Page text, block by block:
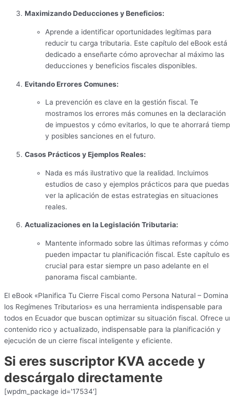
Maximizando Deducciones y Beneficios:
Aprende a identificar oportunidades legítimas para
reducir tu carga tributaria. Este capítulo del eBook está
dedicado a enseñarte cómo aprovechar al máximo las
deducciones y beneficios fiscales disponibles.
Evitando Errores Comunes:
La prevención es clave en la gestión fiscal. Te
mostramos los errores más comunes en la declaración
de impuestos y cómo evitarlos, lo que te ahorrará
y posibles sanciones en el futuro.
Casos Prácticos y Ejemplos Reales:
Nada es más ilustrativo que la realidad. Incluimos
estudios de caso y ejemplos prácticos para que puedas
ver la aplicación de estas estrategias en situaciones
reales.
Actualizaciones en la Legislación Tributaria:
Mantente informado sobre las últimas reformas y cómo
pueden impactar tu planificación fiscal. Este capítulo es
crucial para estar siempre un paso adelante en el
panorama fiscal cambiante.
El eBook «Planifica Tu Cierre Fiscal como Persona Natural – Domina
los Regímenes Tributarios» es una herramienta indispensable para
todos en Ecuador que buscan optimizar su situación fiscal. Ofrece
contenido rico y actualizado, indispensable para la planificación y
ejecución de un cierre fiscal inteligente y eficiente.
Si eres suscriptor KVA accede y
descárgalo directamente
[wpdm_package id='17534']